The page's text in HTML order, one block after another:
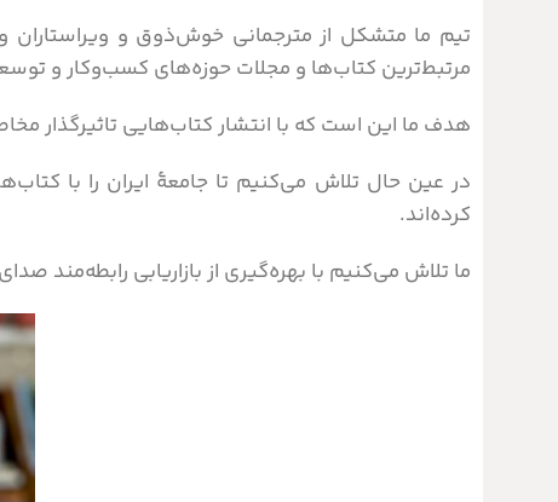
تیم ما متشکل از مترجمانی خوش‌ذوق و ویراستاران
مرتبط‌ترین کتاب‌ها و مجلات حوزه‌های کسب‌وکار و
هدف ما این است که با انتشار کتاب‌هایی تاثیرگذار
در عین حال تلاش می‌کنیم تا جامعۀ ایران را با
کرده‌اند.
ما تلاش می‌کنیم با بهره‌گیری از بازاریابی